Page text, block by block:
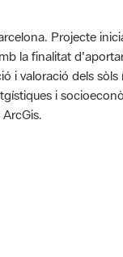
Projecte
la finalitat
i valoració dels sòls
i